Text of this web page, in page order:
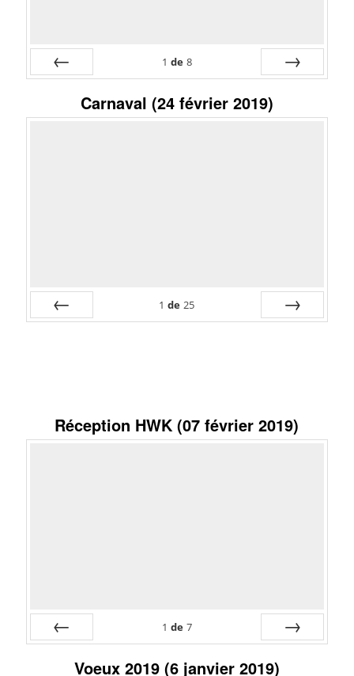
1 de 8
Carnaval (24 février 2019)
1 de 25
Réception HWK (07 février 2019)
1 de 7
Voeux 2019 (6 janvier 2019)